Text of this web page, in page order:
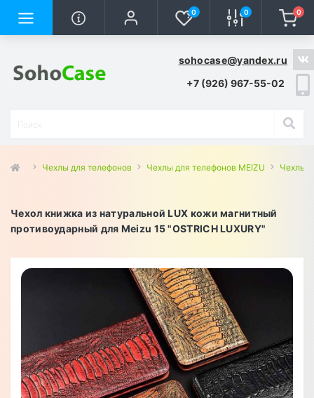
0 0 0
sohocase@yandex.ru
+7 (926) 967-55-02
Чехлы для телефонов Чехлы для телефонов MEIZU Чехлы
Чехол книжка из натуральной LUX кожи магнитный
противоударный для Meizu 15 "OSTRICH LUXURY"